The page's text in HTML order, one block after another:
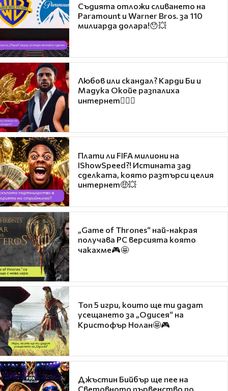
Съдията отложи сливането на
Paramount и Warner Bros. за 110
милиарда долара!😯💥
Любов или скандал? Карди Би и
Мадука Окойе разпалиха
интернет❤️‍🔥🔥
Плати ли FIFA милиони на
IShowSpeed?! Истината зад
сделката, която разтърси целия
интернет🤑💥
„Game of Thrones“ най-накрая
получава PC версията която
чакахме🎮🤩
Топ 5 игри, които ще ти дадат
усещането за „Одисея“ на
Кристофър Нолан🤩🎮
Джъстин Бийбър ще пее на
Световното първенство по